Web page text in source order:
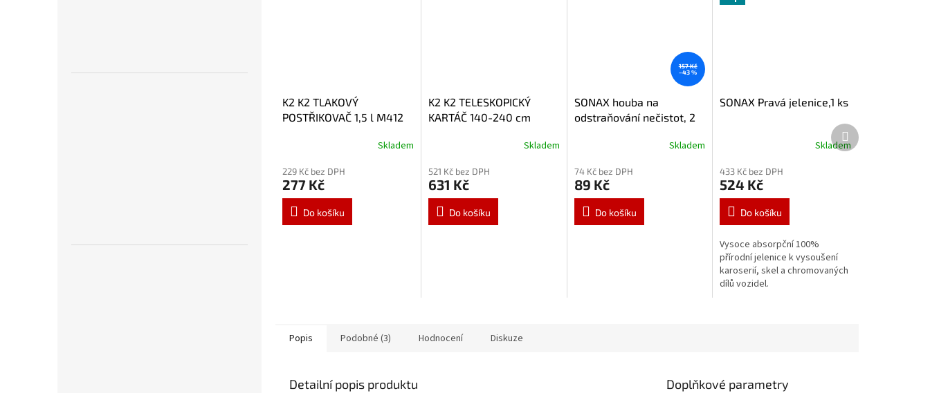
K2 K2 TLAKOVÝ
POSTŘIKOVAČ 1,5 l M412
Skladem
229 Kč bez DPH
277 Kč
Do košíku
K2 K2 TELESKOPICKÝ
KARTÁČ 140-240 cm
Skladem
521 Kč bez DPH
631 Kč
Do košíku
157 Kč
–43 %
SONAX houba na
odstraňování nečistot, 2
Skladem
74 Kč bez DPH
89 Kč
Do košíku
SONAX Pravá jelenice,1 ks
Skladem
433 Kč bez DPH
524 Kč
Do košíku
Vysoce absorpční 100%
přírodní jelenice k vysoušení
karoserií, skel a chromovaných
dílů vozidel.
Další
produkt
Popis Podobné (3) Hodnocení Diskuze
Detailní popis produktu Doplňkové parametry